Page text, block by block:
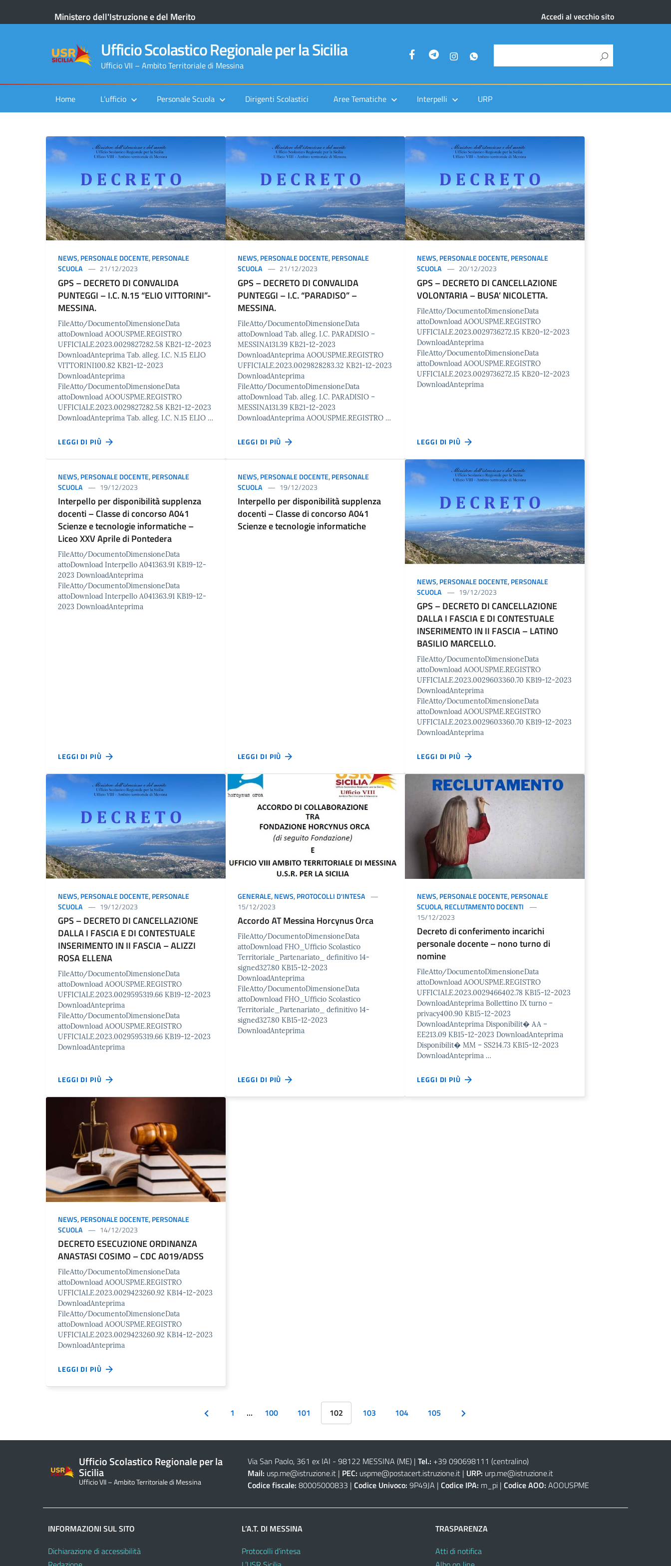
Ministero dell'Istruzione e del Merito Accedi al vecchio sito
Ufficio Scolastico Regionale per la Sicilia
Ufficio VII – Ambito Territoriale di Messina
Home L’ufficio Personale Scuola Dirigenti Scolastici Aree Tematiche Interpelli URP
NEWS,PERSONALE DOCENTE,PERSONALE
SCUOLA
21/12/2023
GPS – DECRETO DI CONVALIDA
PUNTEGGI – I.C. N.15 “ELIO VITTORINI”-
MESSINA.
FileAtto/DocumentoDimensioneData
attoDownload AOOUSPME.REGISTRO
UFFICIALE.2023.0029827282.58 KB21-12-2023
DownloadAnteprima Tab. alleg. I.C. N.15 ELIO
VITTORINI100.82 KB21-12-2023
DownloadAnteprima
FileAtto/DocumentoDimensioneData
attoDownload AOOUSPME.REGISTRO
UFFICIALE.2023.0029827282.58 KB21-12-2023
DownloadAnteprima Tab. alleg. I.C. N.15 ELIO …
LEGGI DI PIÙ
NEWS,PERSONALE DOCENTE,PERSONALE
SCUOLA
21/12/2023
GPS – DECRETO DI CONVALIDA
PUNTEGGI – I.C. “PARADISO” –
MESSINA.
FileAtto/DocumentoDimensioneData
attoDownload Tab. alleg. I.C. PARADISIO –
MESSINA131.39 KB21-12-2023
DownloadAnteprima AOOUSPME.REGISTRO
UFFICIALE.2023.0029828283.32 KB21-12-2023
DownloadAnteprima
FileAtto/DocumentoDimensioneData
attoDownload Tab. alleg. I.C. PARADISIO –
MESSINA131.39 KB21-12-2023
DownloadAnteprima AOOUSPME.REGISTRO …
LEGGI DI PIÙ
NEWS,PERSONALE DOCENTE,PERSONALE
SCUOLA
20/12/2023
GPS – DECRETO DI CANCELLAZIONE
VOLONTARIA – BUSA’ NICOLETTA.
FileAtto/DocumentoDimensioneData
attoDownload AOOUSPME.REGISTRO
UFFICIALE.2023.0029736272.15 KB20-12-2023
DownloadAnteprima
FileAtto/DocumentoDimensioneData
attoDownload AOOUSPME.REGISTRO
UFFICIALE.2023.0029736272.15 KB20-12-2023
DownloadAnteprima
LEGGI DI PIÙ
NEWS,PERSONALE DOCENTE,PERSONALE
SCUOLA
19/12/2023
Interpello per disponibilità supplenza
docenti – Classe di concorso A041
Scienze e tecnologie informatiche –
Liceo XXV Aprile di Pontedera
FileAtto/DocumentoDimensioneData
attoDownload Interpello A041363.91 KB19-12-
2023 DownloadAnteprima
FileAtto/DocumentoDimensioneData
attoDownload Interpello A041363.91 KB19-12-
2023 DownloadAnteprima
LEGGI DI PIÙ
NEWS,PERSONALE DOCENTE,PERSONALE
SCUOLA
19/12/2023
Interpello per disponibilità supplenza
docenti – Classe di concorso A041
Scienze e tecnologie informatiche
LEGGI DI PIÙ
NEWS,PERSONALE DOCENTE,PERSONALE
SCUOLA
19/12/2023
GPS – DECRETO DI CANCELLAZIONE
DALLA I FASCIA E DI CONTESTUALE
INSERIMENTO IN II FASCIA – LATINO
BASILIO MARCELLO.
FileAtto/DocumentoDimensioneData
attoDownload AOOUSPME.REGISTRO
UFFICIALE.2023.0029603360.70 KB19-12-2023
DownloadAnteprima
FileAtto/DocumentoDimensioneData
attoDownload AOOUSPME.REGISTRO
UFFICIALE.2023.0029603360.70 KB19-12-2023
DownloadAnteprima
LEGGI DI PIÙ
NEWS,PERSONALE DOCENTE,PERSONALE
SCUOLA
19/12/2023
GPS – DECRETO DI CANCELLAZIONE
DALLA I FASCIA E DI CONTESTUALE
INSERIMENTO IN II FASCIA – ALIZZI
ROSA ELLENA
FileAtto/DocumentoDimensioneData
attoDownload AOOUSPME.REGISTRO
UFFICIALE.2023.0029595319.66 KB19-12-2023
DownloadAnteprima
FileAtto/DocumentoDimensioneData
attoDownload AOOUSPME.REGISTRO
UFFICIALE.2023.0029595319.66 KB19-12-2023
DownloadAnteprima
LEGGI DI PIÙ
GENERALE,NEWS,PROTOCOLLI D'INTESA
15/12/2023
Accordo AT Messina Horcynus Orca
FileAtto/DocumentoDimensioneData
attoDownload FHO_Ufficio Scolastico
Territoriale_Partenariato_ definitivo 14-
signed327.80 KB15-12-2023
DownloadAnteprima
FileAtto/DocumentoDimensioneData
attoDownload FHO_Ufficio Scolastico
Territoriale_Partenariato_ definitivo 14-
signed327.80 KB15-12-2023
DownloadAnteprima
LEGGI DI PIÙ
NEWS,PERSONALE DOCENTE,PERSONALE
SCUOLA,RECLUTAMENTO DOCENTI
15/12/2023
Decreto di conferimento incarichi
personale docente – nono turno di
nomine
FileAtto/DocumentoDimensioneData
attoDownload AOOUSPME.REGISTRO
UFFICIALE.2023.0029466402.78 KB15-12-2023
DownloadAnteprima Bollettino IX turno –
privacy400.90 KB15-12-2023
DownloadAnteprima Disponibilit� AA –
EE213.09 KB15-12-2023 DownloadAnteprima
Disponibilit� MM – SS214.73 KB15-12-2023
DownloadAnteprima …
LEGGI DI PIÙ
NEWS,PERSONALE DOCENTE,PERSONALE
SCUOLA
14/12/2023
DECRETO ESECUZIONE ORDINANZA
ANASTASI COSIMO – CDC A019/ADSS
FileAtto/DocumentoDimensioneData
attoDownload AOOUSPME.REGISTRO
UFFICIALE.2023.0029423260.92 KB14-12-2023
DownloadAnteprima
FileAtto/DocumentoDimensioneData
attoDownload AOOUSPME.REGISTRO
UFFICIALE.2023.0029423260.92 KB14-12-2023
DownloadAnteprima
LEGGI DI PIÙ
1 … 100 101 102 103 104 105
Ufficio Scolastico Regionale per la
Sicilia
Ufficio VII – Ambito Territoriale di Messina
Via San Paolo, 361 ex IAI - 98122 MESSINA (ME)| Tel.: +39 090698111 (centralino)
Mail: usp.me@istruzione.it| PEC: uspme@postacert.istruzione.it| URP: urp.me@istruzione.it
Codice fiscale: 80005000833 | Codice Univoco: 9P49JA | Codice IPA: m_pi | Codice AOO: AOOUSPME
INFORMAZIONI SUL SITO
Dichiarazione di accessibilità
L’A.T. DI MESSINA
Protocolli d’intesa
TRASPARENZA
Atti di notifica